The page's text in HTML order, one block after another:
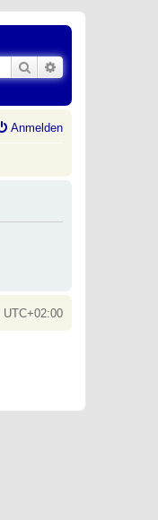
Suche
Anmelden
UTC+02:00